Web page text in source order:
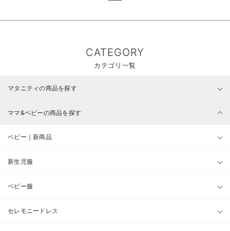
CATEGORY
カテゴリ一覧
マタニティの商品を探す
ママ&ベビーの商品を探す
ベビー｜新商品
新生児服
ベビー服
セレモニードレス